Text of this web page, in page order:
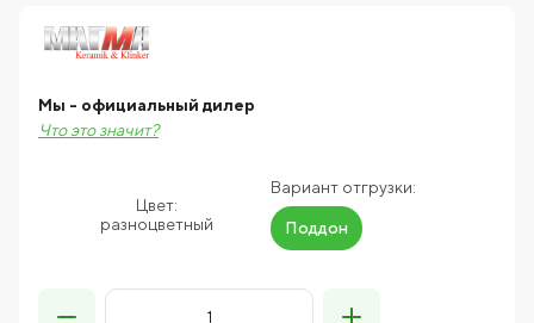
Цвет:
разноцветный
Вариант отгрузки:
Поддон
Мы - официальный дилер
Что это значит?